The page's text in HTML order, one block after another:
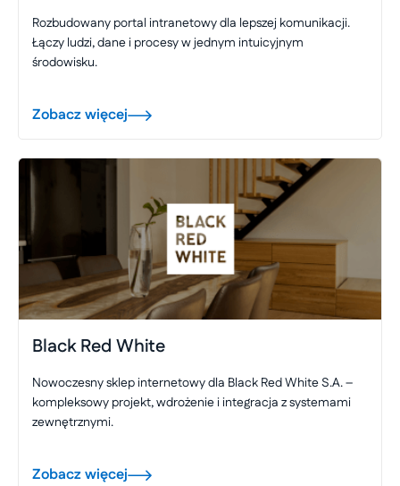
Rozbudowany portal intranetowy dla lepszej komunikacji.
Łączy ludzi, dane i procesy w jednym intuicyjnym
środowisku.
Zobacz więcej
Black Red White
Nowoczesny sklep internetowy dla Black Red White S.A. –
kompleksowy projekt, wdrożenie i integracja z systemami
zewnętrznymi.
Zobacz więcej